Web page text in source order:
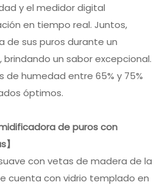
y el medidor digital
en tiempo real. Juntos,
de sus puros durante un
un sabor excepcional.
de humedad entre 65% y 75%
óptimos.
de puros con
con vetas de madera de la
cuenta con vidrio templado en